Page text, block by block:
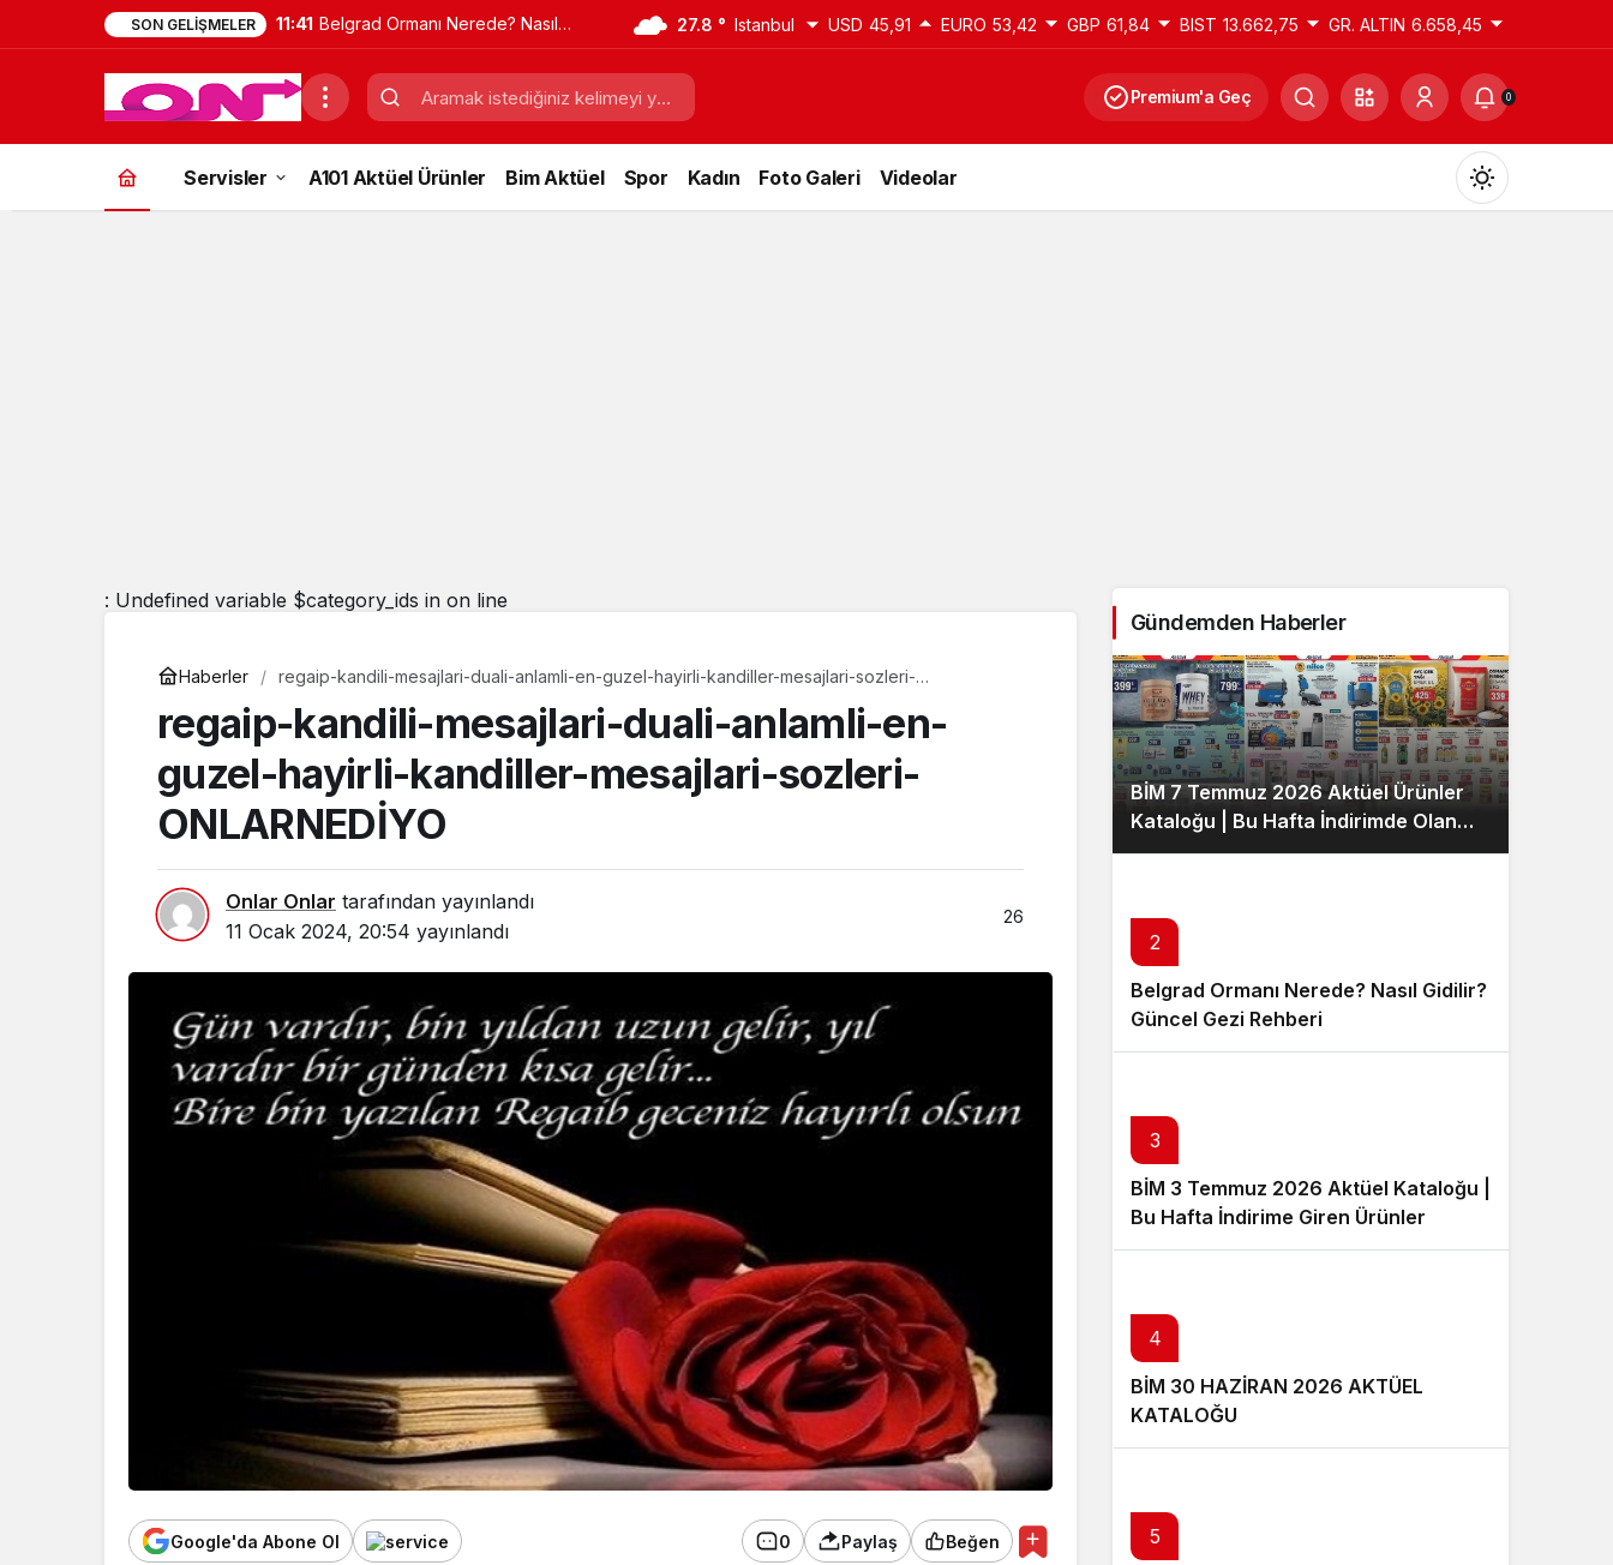
SON GELIŞMELER 11:41 Belgrad Ormanı Nerede? Nasıl
Gidilir? Güncel Gezi Rehberi
27.8 ° Istanbul USD 45,91 EURO 53,42 GBP 61,84 BIST 13.662,75 GR. ALTIN 6.658,45
Premium'a Geç 0
Servisler A101 Aktüel Ürünler Bim Aktüel Spor Kadın Foto Galeri Videolar
: Undefined variable $category_ids in on line
Haberler
regaip-kandili-mesajlari-duali-anlamli-en-guzel-hayirli-kandiller-mesajlari-sozleri-
regaip-kandili-mesajlari-duali-anlamli-en-
guzel-hayirli-kandiller-mesajlari-sozleri-
ONLARNEDİYO
Onlar Onlar tarafından yayınlandı
11 Ocak 2024, 20:54 yayınlandı
26
Google'da Abone Ol 0 Paylaş Beğen
Gündemden Haberler
BİM 7 Temmuz 2026 Aktüel Ürünler
Kataloğu | Bu Hafta İndirimde Olan
Ürünler
2
Belgrad Ormanı Nerede? Nasıl Gidilir?
Güncel Gezi Rehberi
3
BİM 3 Temmuz 2026 Aktüel Kataloğu |
Bu Hafta İndirime Giren Ürünler
4
BİM 30 HAZİRAN 2026 AKTÜEL
KATALOĞU
5